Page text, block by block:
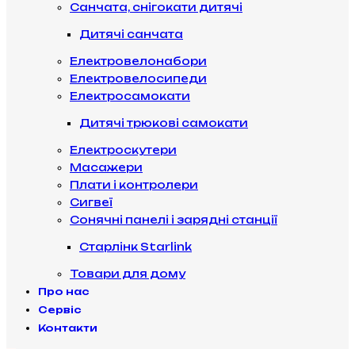
Санчата, снігокати дитячі
Дитячі санчата
Електровелонабори
Електровелосипеди
Електросамокати
Дитячі трюкові самокати
Електроскутери
Масажери
Плати і контролери
Сигвеї
Сонячні панелі і зарядні станції
Старлінк Starlink
Товари для дому
Про нас
Сервіс
Контакти